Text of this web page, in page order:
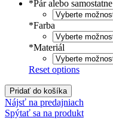
*Pár alebo samostatne
*Farba
*Materiál
Reset options
Pridať do košíka
Nájsť na predajniach
Spýtať sa na produkt